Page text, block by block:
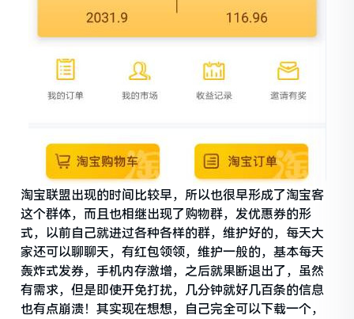
淘宝联盟出现的时间比较早，所以也很早形成了淘宝客
这个群体，而且也相继出现了购物群，发优惠券的形
式，以前自己就进过各种各样的群，维护好的，每天大
家还可以聊聊天，有红包领领，维护一般的，基本每天
轰炸式发券，手机内存激增，之后就果断退出了，虽然
有需求，但是即使开免打扰，几分钟就好几百条的信息
也有点崩溃！其实现在想想，自己完全可以下载一个，